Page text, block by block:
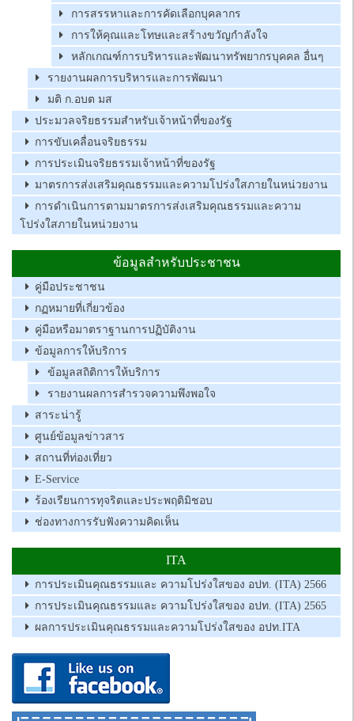
การสรรหาและการคัดเลือกบุคลากร
การให้คุณและโทษและสร้างขวัญกำลังใจ
หลักเกณฑ์การบริหารและพัฒนาทรัพยากรบุคคล อื่นๆ
รายงานผลการบริหารและการพัฒนา
มติ ก.อบต มส
ประมวลจริยธรรมสำหรับเจ้าหน้าที่ของรัฐ
การขับเคลื่อนจริยธรรม
การประเมินจริยธรรมเจ้าหน้าที่ของรัฐ
มาตรการส่งเสริมคุณธรรมและความโปร่งใสภายในหน่วยงาน
การดำเนินการตามมาตรการส่งเสริมคุณธรรมและความ
โปร่งใสภายในหน่วยงาน
ข้อมูลสำหรับประชาชน
คู่มือประชาชน
กฏหมายที่เกี่ยวข้อง
คู่มือหรือมาตราฐานการปฏิบัติงาน
ข้อมูลการให้บริการ
ข้อมูลสถิติการให้บริการ
รายงานผลการสำรวจความพึงพอใจ
สาระน่ารู้
ศูนย์ข้อมูลข่าวสาร
สถานที่ท่องเที่ยว
E-Service
ร้องเรียนการทุจริตและประพฤติมิชอบ
ช่องทางการรับฟังความคิดเห็น
ITA
การประเมินคุณธรรมและ ความโปร่งใสของ อปท. (ITA) 2566
การประเมินคุณธรรมและ ความโปร่งใสของ อปท. (ITA) 2565
ผลการประเมินคุณธรรมและความโปร่งใสของ อปท.ITA